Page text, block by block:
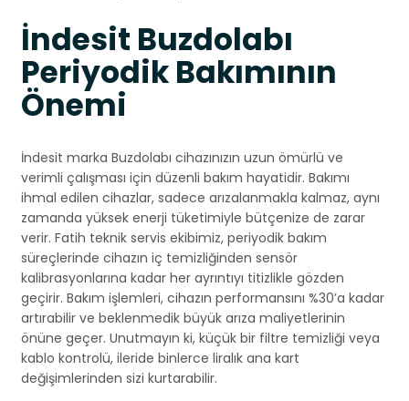
İndesit Buzdolabı
Periyodik Bakımının
Önemi
İndesit marka Buzdolabı cihazınızın uzun ömürlü ve
verimli çalışması için düzenli bakım hayatidir. Bakımı
ihmal edilen cihazlar, sadece arızalanmakla kalmaz, aynı
zamanda yüksek enerji tüketimiyle bütçenize de zarar
verir. Fatih teknik servis ekibimiz, periyodik bakım
süreçlerinde cihazın iç temizliğinden sensör
kalibrasyonlarına kadar her ayrıntıyı titizlikle gözden
geçirir. Bakım işlemleri, cihazın performansını %30’a kadar
artırabilir ve beklenmedik büyük arıza maliyetlerinin
önüne geçer. Unutmayın ki, küçük bir filtre temizliği veya
kablo kontrolü, ileride binlerce liralık ana kart
değişimlerinden sizi kurtarabilir.